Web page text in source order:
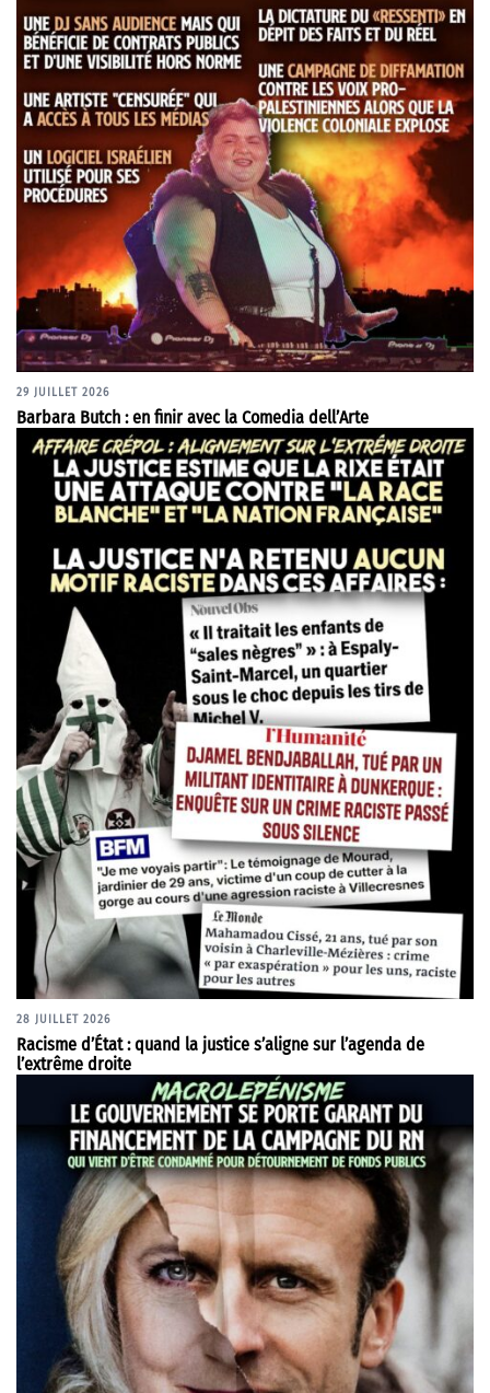
29 JUILLET 2026
Barbara Butch : en finir avec la Comedia dell’Arte
28 JUILLET 2026
Racisme d’État : quand la justice s’aligne sur l’agenda de
l’extrême droite